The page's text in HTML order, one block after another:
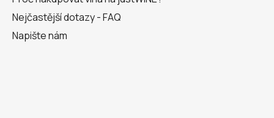
Nejčastější dotazy - FAQ
Napište nám